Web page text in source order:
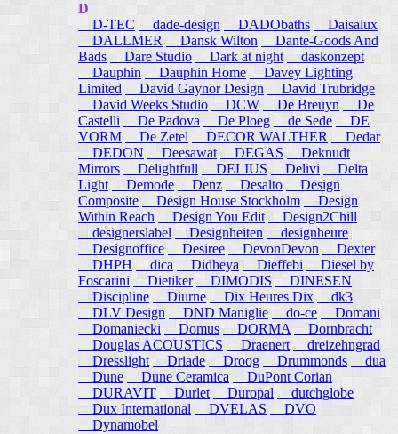
D
D-TEC
dade-design DADObaths
Daisalux
DALLMER
Dansk Wilton
Dante-Goods And
Bads
Dare Studio Dark at night
daskonzept
Dauphin
Dauphin Home
Davey Lighting
Limited
David Gaynor Design
David Trubridge
David Weeks Studio
DCW De Breuyn
De
Castelli
De Padova De Ploeg de Sede
DE
VORM
De Zetel DECOR WALTHER
Dedar
DEDON
Deesawat DEGAS
Deknudt
Mirrors
Delightfull DELIUS Delivi
Delta
Light
Demode Denz Desalto
Design
Composite
Design House Stockholm
Design
Within Reach
Design You Edit
Design2Chill
designerslabel
Designheiten
designheure
Designoffice
Desiree DevonDevon
Dexter
DHPH
dica Didheya Dieffebi
Diesel by
Foscarini
Dietiker DIMODIS
DINESEN
Discipline
Diurne Dix Heures Dix
dk3
DLV Design
DND Maniglie do-ce
Domani
Domaniecki
Domus DORMA
Dornbracht
Douglas ACOUSTICS
Draenert
dreizehngrad
Dresslight Driade Droog Drummonds
dua
Dune
Dune Ceramica
DuPont Corian
DURAVIT
Durlet Duropal
dutchglobe
Dux International
DVELAS
DVO
Dynamobel